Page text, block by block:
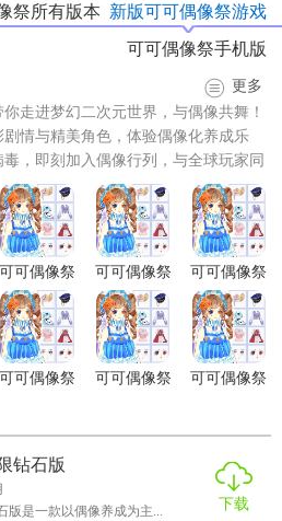
巧】
偶像的潜力和特长，制定有效的
参加各类比赛和活动，增加曝光
，投资偶像的服装、舞蹈、歌曲
新版可可偶像祭游戏
祭所有版本
可可偶像祭手机版
更多
你走进梦幻二次元世界，与偶像共舞！
情与精美角色，体验偶像化养成乐
，即刻加入偶像行列，与全球玩家同
...
可可偶像祭
手机游戏
可可偶像祭
小游戏
可可偶像祭
手游无限服
装版
可可偶像祭
可可偶像祭
可可偶像祭
钻石版
版是一款以偶像养成为主...
下载